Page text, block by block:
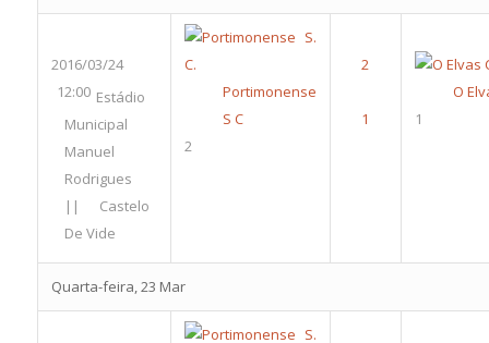
2016/03/24
12:00 Estádio
Municipal
Manuel
Rodrigues
|| Castelo
De Vide
Portimonense
S C
2
O
1
Quarta-feira, 23 Mar